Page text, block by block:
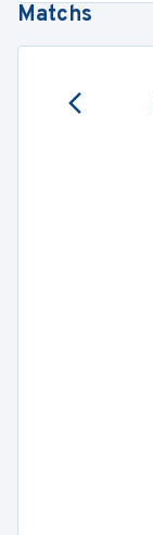
Matchs